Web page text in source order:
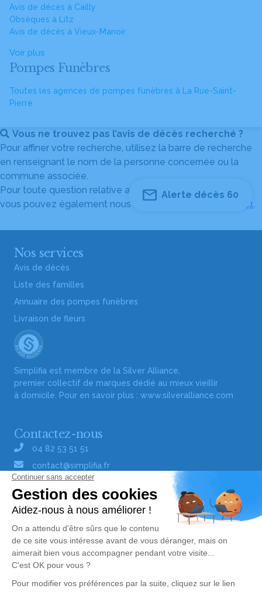
Avis de décès à Cailly
Obsèques à Litz
Avis de décès à Vieux-Manoir
Voir plus
Pompes Funèbres
Toutes les agences de pompes funèbres à La Rue-Saint-
Pierre
Vous ne trouvez pas l’avis de décès recherché ?
Pour affiner votre recherche, utilisez la barre de recherche
en renseignant le nom de la personne concernée ou la
commune associée.
Pour toute question relative au fonctionnement du site,
vous pouvez également nous contacter au
04 82 53 51 51.
Alerte décès 60
Nos services
Avis de décès
Liste des familles
Annuaire des pompes funèbres
Livraison de fleurs
Simplifia est membre de la Silver Alliance,
premier collectif de marques dédié au mieux vieillir
à domicile. Pour en savoir plus : www.silveralliance.com
Contactez-nous
04 82 53 51 51
contact@simplifia.fr
Réseaux sociaux
Liens utiles
Publier un avis de décès
Signaler un abus/une erreur